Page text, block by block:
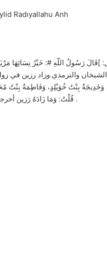
Radıyallahu Anh
رَسُولُ اللّهِ #: خَيْرُ نِسَائِهَا
والترمذي.وزاد رزين في
وَخَدِيجَةُ بِنْتُ خُوَيْلِدٍ، وَفَاطِمَةُ
قُلْتُ: وَمَا زَادَهُ رَزين أخرجه البخاري بدون ذكر خديجة وفاطمة رَضِيَ اللّهُ عَنْهما. واللّه أعلم .